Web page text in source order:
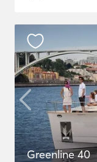
Greenline 40